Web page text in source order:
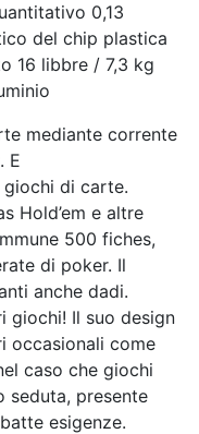
0,13
del chip plastica
16 libbre / 7,3 kg
mediante corrente
E
di carte.
Hold’em e altre
500 fiches,
di poker. Il
anche dadi.
giochi! Il suo design
occasionali come
caso che giochi
seduta, presente
esigenze.